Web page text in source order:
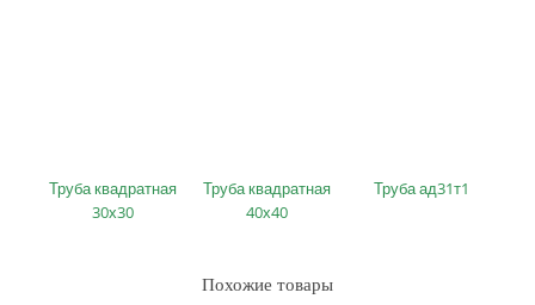
Труба квадратная
30х30
Труба квадратная
40х40
Труба ад31т1
Похожие товары